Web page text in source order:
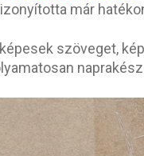
már
szöveget,